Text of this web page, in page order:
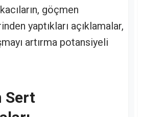
göçmen
yaptıkları açıklamalar,
artırma potansiyeli
Sert